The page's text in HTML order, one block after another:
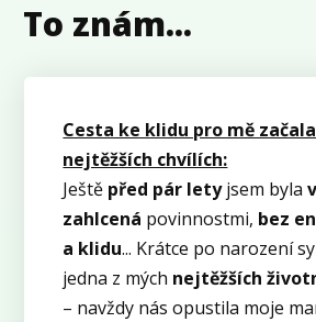
To znám...
Cesta ke klidu pro mě
nejtěžších chvílích:
Ještě před pár letyjsem byla
zahlcená povinnostmi, bez
a klidu... Krátce po narození
jedna z mých nejtěžších
– navždy nás opustila moje